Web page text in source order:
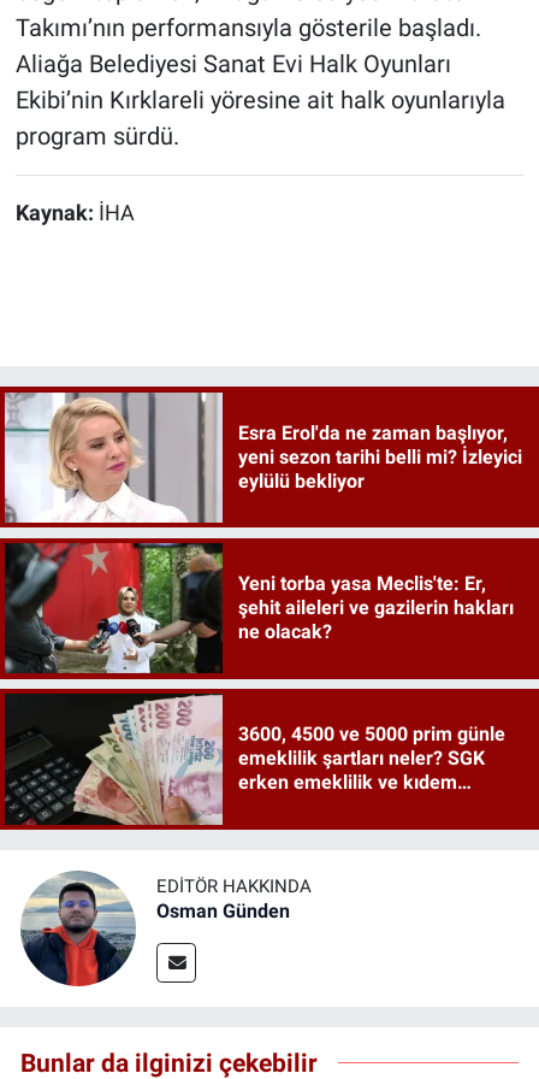
Takımı’nın performansıyla gösterile başladı.
Aliağa Belediyesi Sanat Evi Halk Oyunları
Ekibi’nin Kırklareli yöresine ait halk oyunlarıyla
program sürdü.
Kaynak: İHA
Esra Erol'da ne zaman başlıyor,
yeni sezon tarihi belli mi? İzleyici
eylülü bekliyor
Yeni torba yasa Meclis'te: Er,
şehit aileleri ve gazilerin hakları
ne olacak?
3600, 4500 ve 5000 prim günle
emeklilik şartları neler? SGK
erken emeklilik ve kıdem
EDITÖR HAKKINDA
Osman Günden
Bunlar da ilginizi çekebilir